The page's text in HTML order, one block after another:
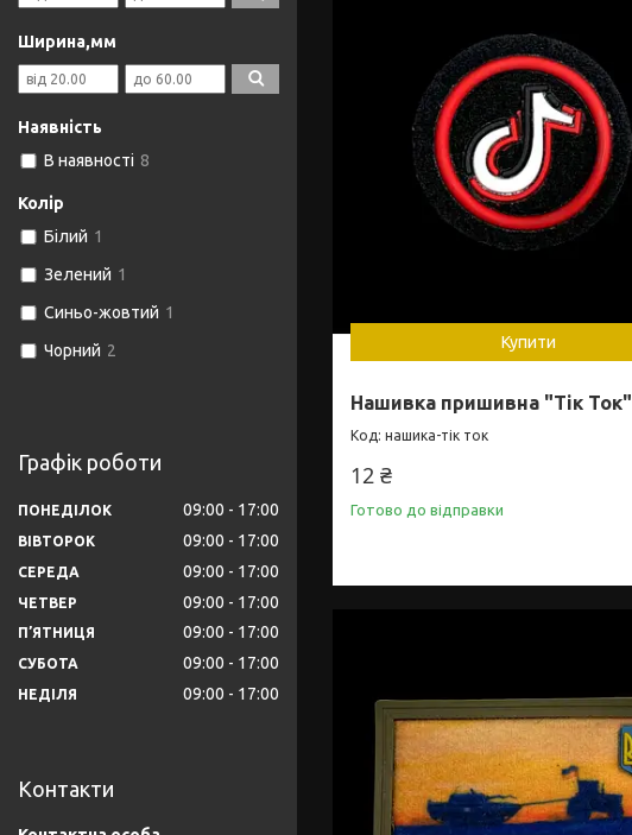
Купити
Нашивка пришивна "Тік Ток"
нашика-тік ток
12 ₴
Готово до відправки
Ширина,мм
Наявність
В наявності 8
Колір
Білий 1
Зелений 1
Синьо-жовтий 1
Чорний 2
Графік роботи
ПОНЕДІЛОК 09:00 17:00
ВІВТОРОК 09:00 17:00
СЕРЕДА 09:00 17:00
ЧЕТВЕР 09:00 17:00
ПʼЯТНИЦЯ 09:00 17:00
СУБОТА 09:00 17:00
НЕДІЛЯ 09:00 17:00
Контакти